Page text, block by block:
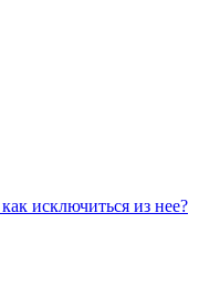
исключиться из нее?